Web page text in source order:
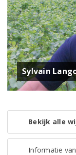
Sylvain
Bekijk alle
Informatie